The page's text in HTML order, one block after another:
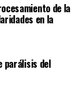
de la
en la
parálisis del